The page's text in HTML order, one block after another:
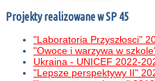
Projekty realizowane w SP 45
"Laboratoria Przyszłosci"
"Owoce i warzywa w
Ukraina - UNICEF 2022-
"Lepsze perspektywy II"